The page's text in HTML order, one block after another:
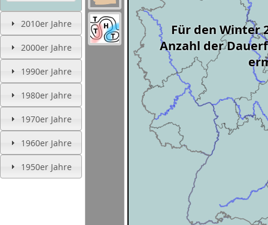
2010er Jahre
2000er Jahre
1990er Jahre
1980er Jahre
1970er Jahre
1960er Jahre
1950er Jahre
Für den Winter
Anzahl der